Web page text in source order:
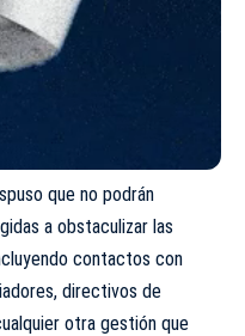
que no podrán
a obstaculizar las
contactos con
directivos de
otra gestión que